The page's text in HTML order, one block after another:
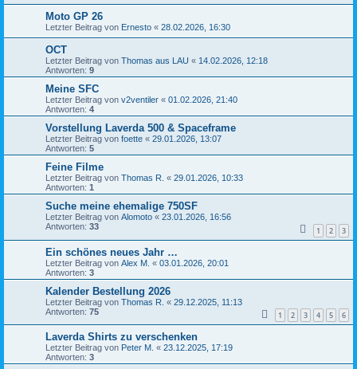
Moto GP 26
Letzter Beitrag von Ernesto « 28.02.2026, 16:30
OCT
Letzter Beitrag von Thomas aus LAU « 14.02.2026, 12:18
Antworten: 9
Meine SFC
Letzter Beitrag von v2ventiler « 01.02.2026, 21:40
Antworten: 4
Vorstellung Laverda 500 & Spaceframe
Letzter Beitrag von foette « 29.01.2026, 13:07
Antworten: 5
Feine Filme
Letzter Beitrag von Thomas R. « 29.01.2026, 10:33
Antworten: 1
Suche meine ehemalige 750SF
Letzter Beitrag von Alomoto « 23.01.2026, 16:56
Antworten: 33 1 2 3
Ein schönes neues Jahr …
Letzter Beitrag von Alex M. « 03.01.2026, 20:01
Antworten: 3
Kalender Bestellung 2026
Letzter Beitrag von Thomas R. « 29.12.2025, 11:13
Antworten: 75 1 2 3 4 5 6
Laverda Shirts zu verschenken
Letzter Beitrag von Peter M. « 23.12.2025, 17:19
Antworten: 3